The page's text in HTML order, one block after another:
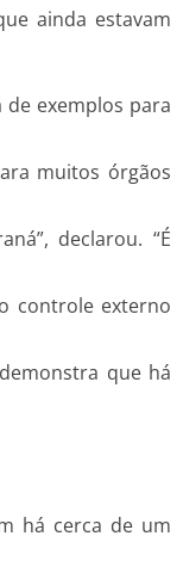
ainda estavam
de exemplos para
muitos órgãos
declarou. “É
controle externo
que há
há cerca de um